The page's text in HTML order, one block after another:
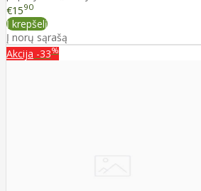
€1590
Į krepšelį
Į norų sąrašą
Akcija -33%